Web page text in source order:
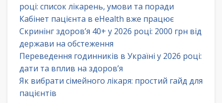
році: список лікарень, умови та поради
Кабінет пацієнта в eHealth вже працює
Скринінг здоров’я 40+ у 2026 році: 2000 грн від
держави на обстеження
Переведення годинників в Україні у 2026 році:
дати та вплив на здоров’я
Як вибрати сімейного лікаря: простий гайд для
пацієнтів